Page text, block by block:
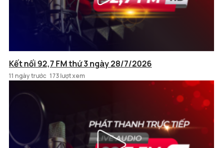
Kết nối 92,7 FM thứ 3 ngày 28/7/2026
11 ngày trước 173 lượt xem